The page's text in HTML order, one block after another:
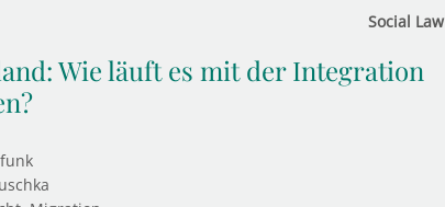
Social Law
Wie läuft es mit der Integration